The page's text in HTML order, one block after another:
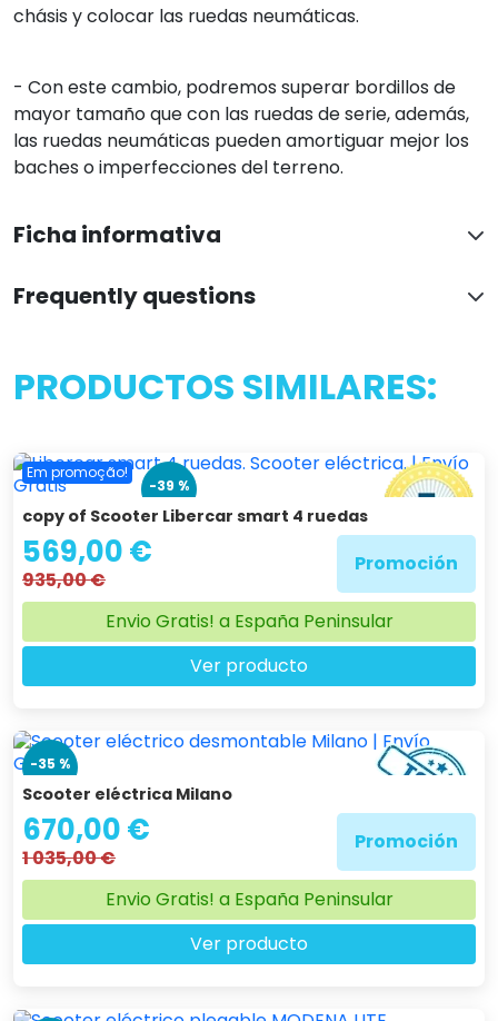
chásis y colocar las ruedas neumáticas.
- Con este cambio, podremos superar bordillos de
mayor tamaño que con las ruedas de serie, además,
las ruedas neumáticas pueden amortiguar mejor los
baches o imperfecciones del terreno.
Ficha informativa
Frequently questions
PRODUCTOS SIMILARES:
Em promoção!
-39 %
copy of Scooter Libercar smart 4 ruedas
569,00 €
935,00 €
Promoción
Envio Gratis! a España Peninsular
Ver producto
-35 %
Scooter eléctrica Milano
670,00 €
1 035,00 €
Promoción
Envio Gratis! a España Peninsular
Ver producto